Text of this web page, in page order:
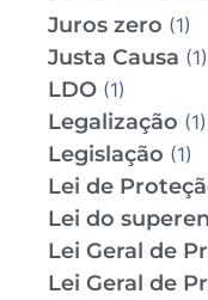
Juros zero (1)
Justa Causa (1)
LDO (1)
Legalização (1)
Legislação (1)
Lei de
Lei do
Lei Geral de
Lei Geral de